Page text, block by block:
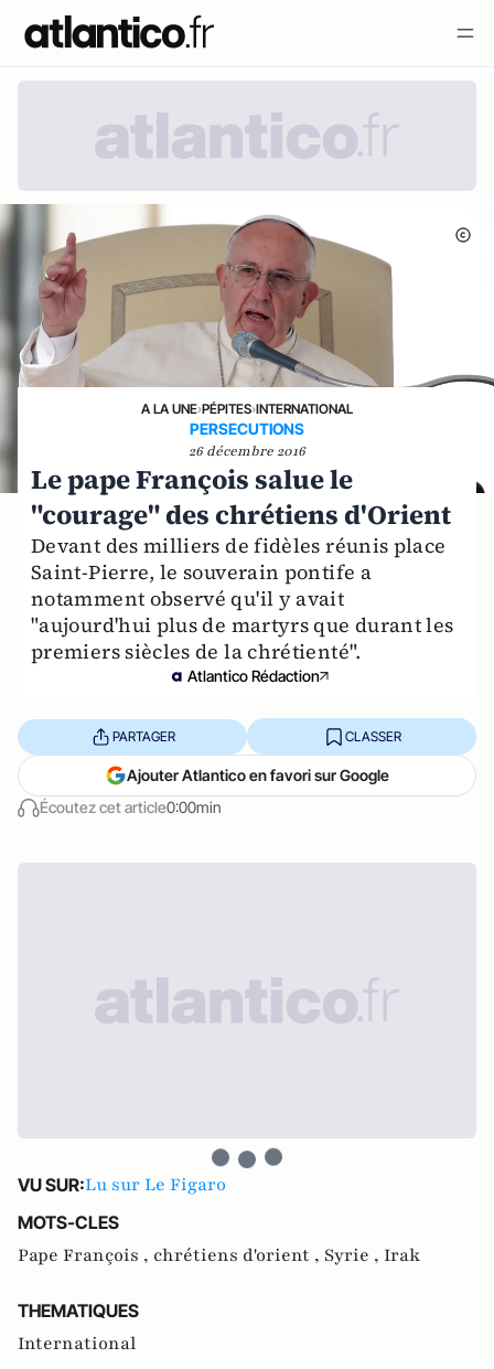
A LA UNE›PÉPITES›INTERNATIONAL
PERSECUTIONS
26 décembre 2016
Le pape François salue le
"courage" des chrétiens d'Orient
Devant des milliers de fidèles réunis place
Saint-Pierre, le souverain pontife a
notamment observé qu'il y avait
"aujourd'hui plus de martyrs que durant les
premiers siècles de la chrétienté".
Atlantico Rédaction
Écoutez cet article0:00min
PARTAGER CLASSER
Ajouter Atlantico en favori sur Google
VU SUR:Lu sur Le Figaro
MOTS-CLES
Pape François , chrétiens d'orient , Syrie , Irak
THEMATIQUES
International